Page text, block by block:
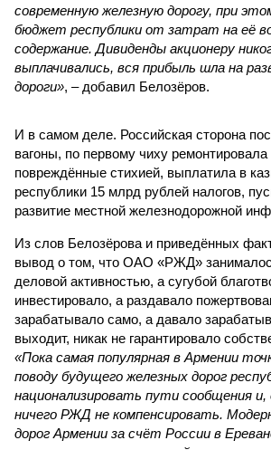
современную железную дорогу, при
бюджет республики от затрат на её
содержание. Дивиденды акционеру
выплачивались, вся прибыль шла на
дороги», – добавил Белозёров.
И в самом деле. Российская сторона
вагоны, по первому чиху
повреждённые стихией, выплатила в
республики 15 млрд рублей налогов,
развитие местной железнодорожной
Из слов Белозёрова и приведённых
вывод о том, что ОАО «РЖД»
деловой активностью, а сугубой
инвестировало, а раздавало
зарабатывало само, а давало
выходит, никак не гарантировало
«Пока самая популярная в Армении
поводу будущего железных дорог
национализировать пути сообщения
ничего РЖД не компенсировать.
дорог Армении за счёт России в